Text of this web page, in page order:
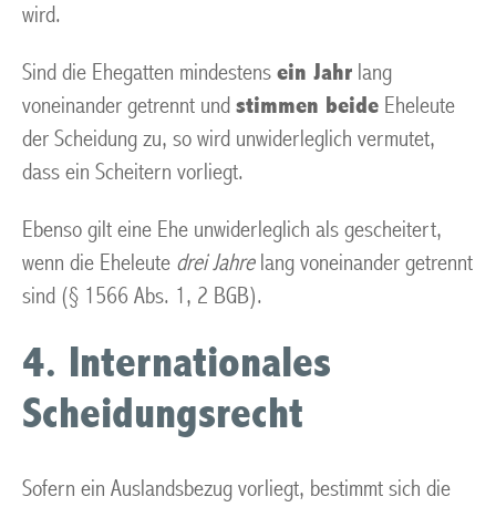
wird.
Sind die Ehegatten mindestens ein Jahr lang
voneinander getrennt und stimmen beide Eheleute
der Scheidung zu, so wird unwiderleglich vermutet,
dass ein Scheitern vorliegt.
Ebenso gilt eine Ehe unwiderleglich als gescheitert,
wenn die Eheleute drei Jahrelang voneinander getrennt
sind (§ 1566 Abs. 1, 2 BGB).
4. Internationales
Scheidungsrecht
Sofern ein Auslandsbezug vorliegt, bestimmt sich die